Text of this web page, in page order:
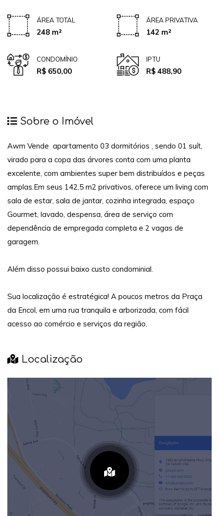
ÁREA TOTAL
248 m²
ÁREA PRIVATIVA
142 m²
CONDOMÍNIO
R$ 650,00
IPTU
R$ 488,90
Sobre o Imóvel
Awm Vende apartamento 03 dormitórios , sendo 01 suít,
virado para a copa das árvores conta com uma planta
excelente, com ambientes super bem distribuídos e peças
amplas.Em seus 142,5 m2 privativos, oferece um living com
sala de estar, sala de jantar, cozinha integrada, espaço
Gourmet, lavado, despensa, área de serviço com
dependência de empregada completa e 2 vagas de
garagem.
Além disso possui baixo custo condominial.
Sua localização é estratégica! A poucos metros da Praça
da Encol, em uma rua tranquila e arborizada, com fácil
acesso ao comércio e serviços da região.
Localização